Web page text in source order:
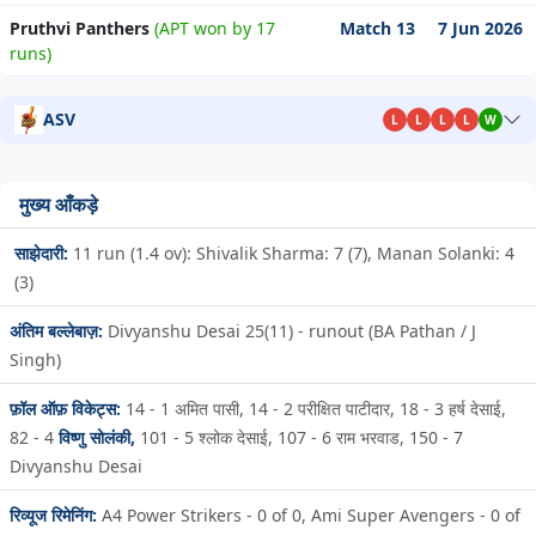
Pruthvi Panthers (APT won by 17
runs)
Match 13 7 Jun 2026
ASV L L L L W
मुख्य आँकड़े
साझेदारी: 11 run (1.4 ov): Shivalik Sharma: 7 (7), Manan Solanki: 4
(3)
अंतिम बल्लेबाज़: Divyanshu Desai 25(11) - runout (BA Pathan / J
Singh)
फ़ॉल ऑफ़ विकेट्स: 14 - 1 अमित पासी, 14 - 2 परीक्षित पाटीदार, 18 - 3 हर्ष देसाई,
82 - 4विष्णु सोलंकी, 101 - 5 श्लोक देसाई, 107 - 6 राम भरवाड, 150 - 7
Divyanshu Desai
रिव्यूज रिमेनिंग: A4 Power Strikers - 0 of 0, Ami Super Avengers - 0 of